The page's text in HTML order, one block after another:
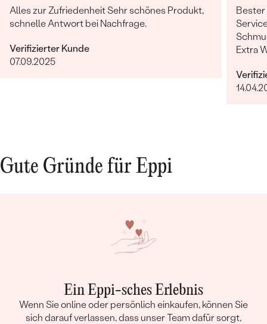
Alles zur Zufriedenheit Sehr schönes Produkt,
schnelle Antwort bei Nachfrage.
Verifizierter Kunde
07.09.2025
Bester
Extra
Gute Gründe für Eppi
Ein Eppi-sches Erlebnis
Wenn Sie online oder persönlich einkaufen, können Sie
sich darauf verlassen, dass unser Team dafür sorgt,